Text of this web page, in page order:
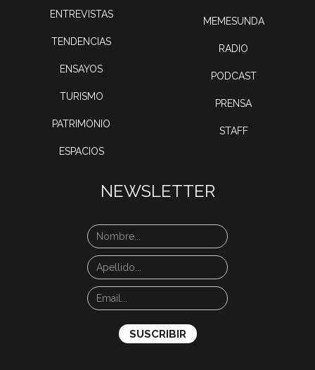
ENTREVISTAS
TENDENCIAS
ENSAYOS
TURISMO
PATRIMONIO
ESPACIOS
MEMESUNDA
RADIO
PODCAST
PRENSA
STAFF
NEWSLETTER